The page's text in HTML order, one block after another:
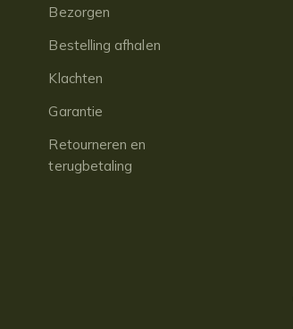
Bezorgen
Bestelling afhalen
Klachten
Garantie
Retourneren en
terugbetaling